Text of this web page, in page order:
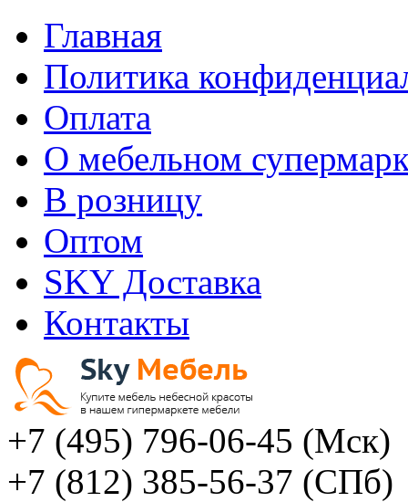
Главная
Политика
Оплата
О мебельном
В розницу
Оптом
SKY Доставка
Контакты
+7 (495) 796-06-45 (Мск)
+7 (812) 385-56-37 (СПб)